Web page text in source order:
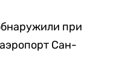
при
Сан-